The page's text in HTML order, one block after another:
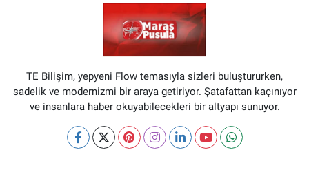
TE Bilişim, yepyeni Flow temasıyla sizleri buluştururken,
sadelik ve modernizmi bir araya getiriyor. Şatafattan kaçınıyor
ve insanlara haber okuyabilecekleri bir altyapı sunuyor.